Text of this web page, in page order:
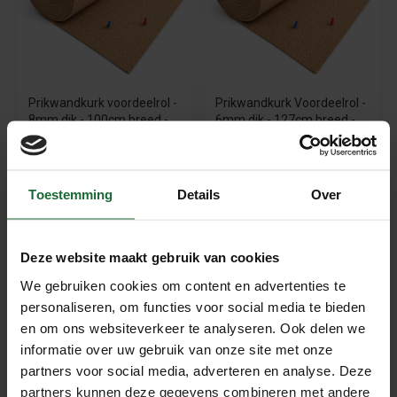
Toestemming Details Over
Deze website maakt gebruik van cookies
We gebruiken cookies om content en advertenties te
personaliseren, om functies voor social media te bieden
en om ons websiteverkeer te analyseren. Ook delen we
informatie over uw gebruik van onze site met onze
partners voor social media, adverteren en analyse. Deze
partners kunnen deze gegevens combineren met andere
Prikwandkurk voordeelrol -
8mm dik - 100cm breed -
10m lang
€209,95
Prikwandkurk Voordeelrol -
6mm dik - 127cm breed -
€219,95
Prikwandkurk op rol - 6mm
Complete lijmset - t.b.v